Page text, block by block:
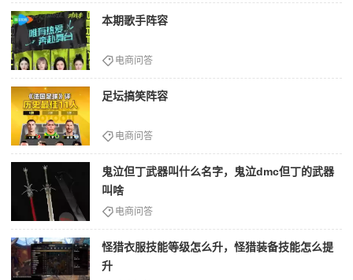
本期歌手阵容
电商问答
足坛搞笑阵容
电商问答
鬼泣但丁武器叫什么名字，鬼泣dmc但丁的武器
叫啥
电商问答
怪猎衣服技能等级怎么升，怪猎装备技能怎么提
升